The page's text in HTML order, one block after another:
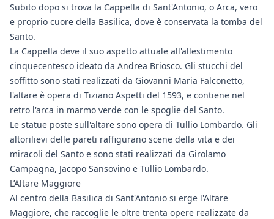
Subito dopo si trova la Cappella di Sant'Antonio, o Arca, vero
e proprio cuore della Basilica, dove è conservata la tomba del
Santo.
La Cappella deve il suo aspetto attuale all'allestimento
cinquecentesco ideato da Andrea Briosco. Gli stucchi del
soffitto sono stati realizzati da Giovanni Maria Falconetto,
l'altare è opera di Tiziano Aspetti del 1593, e contiene nel
retro l'arca in marmo verde con le spoglie del Santo.
Le statue poste sull'altare sono opera di Tullio Lombardo. Gli
altorilievi delle pareti raffigurano scene della vita e dei
miracoli del Santo e sono stati realizzati da Girolamo
Campagna, Jacopo Sansovino e Tullio Lombardo.
L’Altare Maggiore
Al centro della Basilica di Sant'Antonio si erge l'Altare
Maggiore, che raccoglie le oltre trenta opere realizzate da